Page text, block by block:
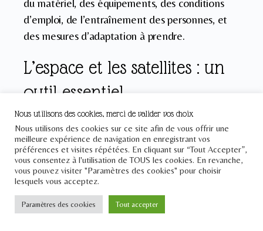
du matériel, des équipements, des conditions
d’emploi, de l’entraînement des personnes, et
des mesures d’adaptation à prendre.
L’espace et les satellites : un
outil essentiel
Les satellites jouent un rôle central dans la
surveillance et l’anticipation des phénomènes
climatiques grâce à des programmes souvent
internationaux, comme le programme européen
Copernicus. Ces satellites permettent de
collecter et de cartographier des données sur
Nous utilisons des cookies, merci de valider vos choix
Nous utilisons des cookies sur ce site afin de vous offrir une
meilleure expérience de navigation en enregistrant vos
préférences et visites répétées. En cliquant sur “Tout Accepter”,
vous consentez à l'utilisation de TOUS les cookies. En revanche,
vous pouvez visiter "Paramètres des cookies" pour choisir
lesquels vous acceptez.
Paramètres des cookies Tout accepter